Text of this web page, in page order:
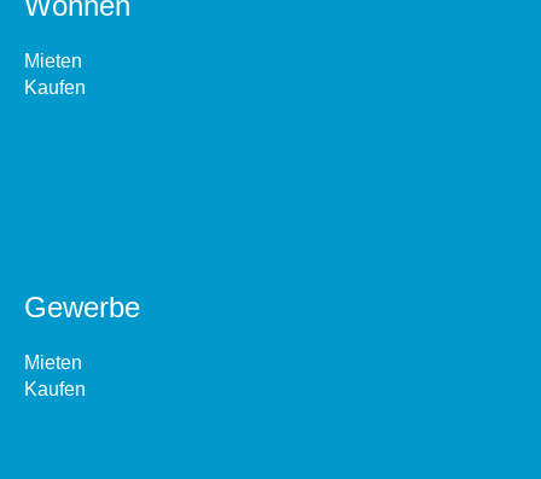
Mieten
Kaufen
Gewerbe
Mieten
Kaufen